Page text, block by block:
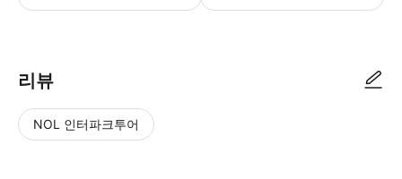
리뷰
NOL 인터파크투어